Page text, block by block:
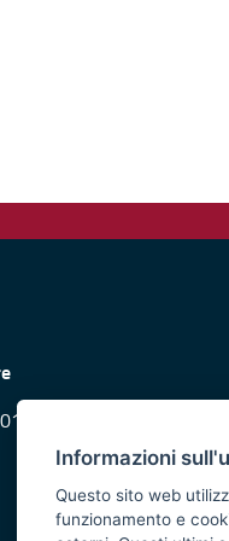
Bari
Informazioni
Questo sito web
funzionamento e